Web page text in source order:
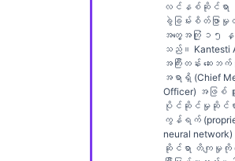
လင်နစ်ဆိုင်ရာ
ခွဲခြမ်းစိတ်ဖြာ
အတွေ့အကြုံ ၁၅ နှစ်
သည်။ Kantesti
အကြီးတန်း ဆေးဘ
အရာရှိ (Chief
Officer) အဖြ
ပိုင်ဆိုင်မှုဆိုင်ရာ အ
ကွန်ရက်
neural
ဆိုင်ရာ တိကျမှုကို